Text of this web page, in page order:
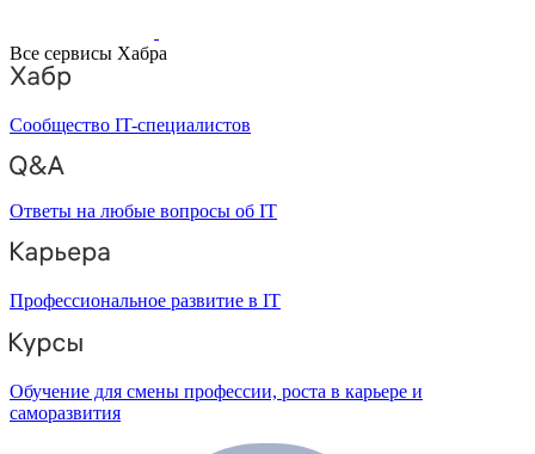
Все сервисы Хабра
Сообщество IT-специалистов
Ответы на любые вопросы об IT
Профессиональное развитие в IT
Обучение для смены профессии, роста в карьере и
саморазвития